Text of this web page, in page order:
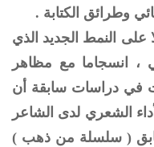
وطرائق الكتابة .
النمط الجديد الذي
انسجاما مع مظاهر
في دراسات سابقة أن
الشعري لدى الشاعر
( سلسلة من ذهب )